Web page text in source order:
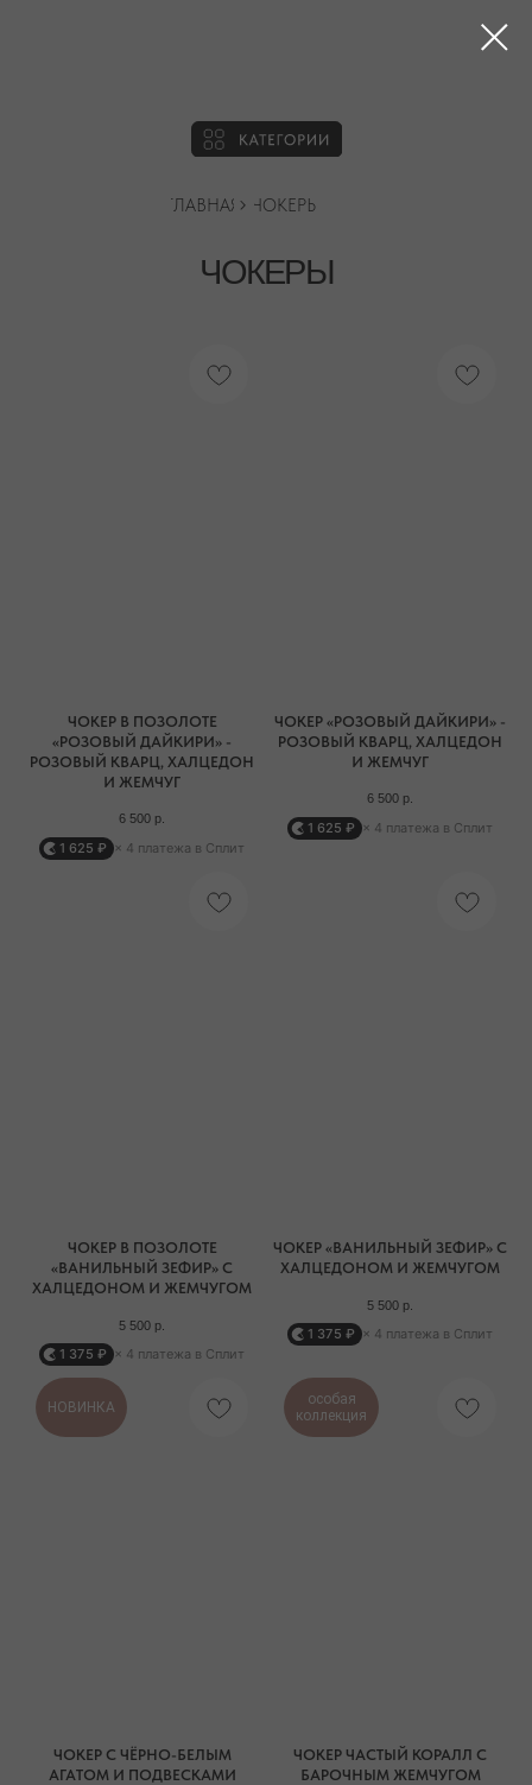
ЧОКЕРЫ
ЧОКЕРЫ
ЧОКЕР В ПОЗОЛОТЕ
«РОЗОВЫЙ ДАЙКИРИ» -
РОЗОВЫЙ КВАРЦ, ХАЛЦЕДОН
И ЖЕМЧУГ
6 500 р.
1 625 ₽ × 4 платежа в Сплит
ЧОКЕР «РОЗОВЫЙ ДАЙКИРИ» -
РОЗОВЫЙ КВАРЦ, ХАЛЦЕДОН
И ЖЕМЧУГ
6 500 р.
1 625 ₽ × 4 платежа в Сплит
ЧОКЕР В ПОЗОЛОТЕ
«ВАНИЛЬНЫЙ ЗЕФИР» С
ХАЛЦЕДОНОМ И ЖЕМЧУГОМ
5 500 р.
1 375 ₽ × 4 платежа в Сплит
ЧОКЕР «ВАНИЛЬНЫЙ ЗЕФИР» С
ХАЛЦЕДОНОМ И ЖЕМЧУГОМ
5 500 р.
1 375 ₽ × 4 платежа в Сплит
НОВИНКА
ЧОКЕР С ЧЁРНО-БЕЛЫМ
АГАТОМ И ПОДВЕСКАМИ
особая
коллекция
ЧОКЕР ЧАСТЫЙ КОРАЛЛ С
БАРОЧНЫМ ЖЕМЧУГОМ